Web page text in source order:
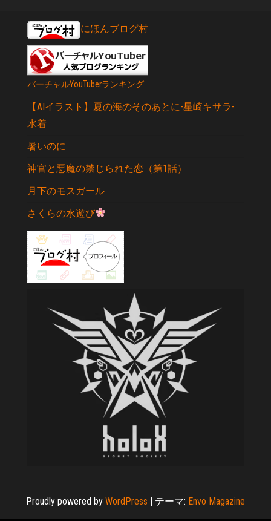
にほんブログ村
バーチャルYouTuberランキング
【AIイラスト】夏の海のそのあとに-星崎キサラ-
水着
暑いのに
神官と悪魔の禁じられた恋（第1話）
月下のモスガール
さくらの水遊び
Proudly powered by WordPress テーマ: Envo Magazine